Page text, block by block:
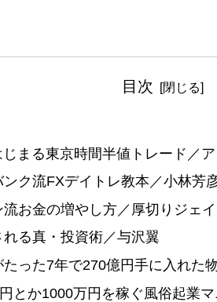
目次
まる東京時間半値トレード／ア
ク流FXデイトレ教本／小林芳
お金の増やし方／厚切りジェ
る真・投資術／与沢翼
った7年で270億円手に入れた
とか1000万円を稼ぐ風俗起業